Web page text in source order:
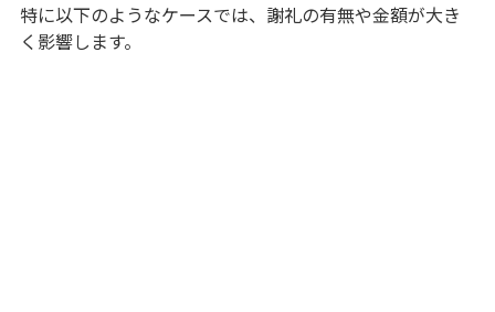
特に以下のようなケースでは、謝礼の有無や金額が大き
く影響します。